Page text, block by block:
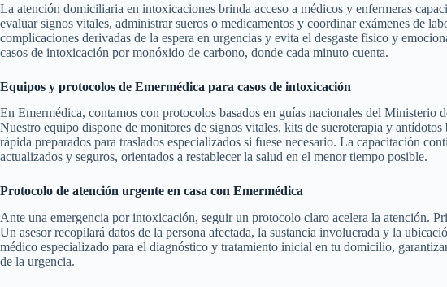
La atención domiciliaria en intoxicaciones brinda acceso a médicos y enfermeras
evaluar signos vitales, administrar sueros o medicamentos y coordinar exámenes de
complicaciones derivadas de la espera en urgencias y evita el desgaste físico y
casos de intoxicación por monóxido de carbono, donde cada minuto cuenta.
Equipos y protocolos de Emermédica para casos de intoxicación
En Emermédica, contamos con protocolos basados en guías nacionales del Ministerio
Nuestro equipo dispone de monitores de signos vitales, kits de sueroterapia y antídotos
rápida preparados para traslados especializados si fuese necesario. La capacitación
actualizados y seguros, orientados a restablecer la salud en el menor tiempo posible.
Protocolo de atención urgente en casa con Emermédica
Ante una emergencia por intoxicación, seguir un protocolo claro acelera la atención.
Un asesor recopilará datos de la persona afectada, la sustancia involucrada y la
médico especializado para el diagnóstico y tratamiento inicial en tu domicilio,
de la urgencia.